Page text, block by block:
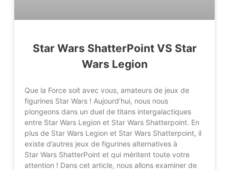
Star Wars ShatterPoint VS Star
Wars Legion
Que la Force soit avec vous, amateurs de jeux de
figurines Star Wars ! Aujourd’hui, nous nous
plongeons dans un duel de titans intergalactiques
entre Star Wars Legion et Star Wars Shatterpoint. En
plus de Star Wars Legion et Star Wars Shatterpoint, il
existe d’autres jeux de figurines alternatives à
Star Wars ShatterPoint et qui méritent toute votre
attention ! Dans cet article, nous allons examiner de